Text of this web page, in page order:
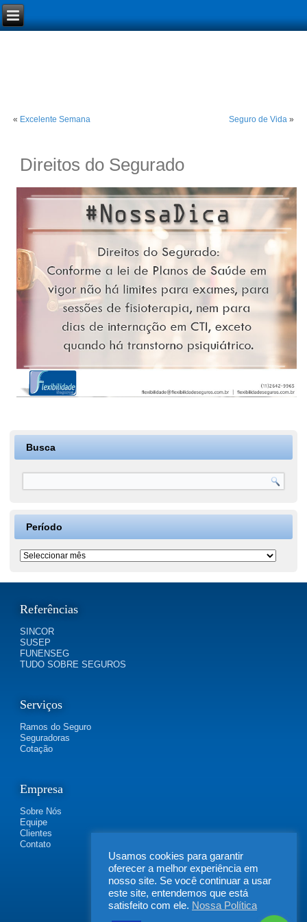
« Excelente Semana Seguro de Vida»
Direitos do Segurado
Busca
Período
Período
Referências
SINCOR
SUSEP
FUNENSEG
TUDO SOBRE SEGUROS
Serviços
Ramos do Seguro
Seguradoras
Cotação
Empresa
Sobre Nós
Equipe
Clientes
Contato
Usamos cookies para garantir
oferecer a melhor experiência em
nosso site. Se você continuar a usar
este site, entendemos que está
satisfeito com ele. Nossa Política